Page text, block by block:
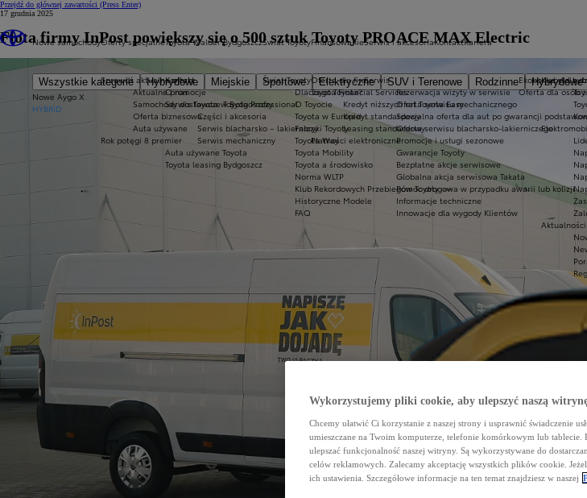
Przejdź do głównej zawartości (Press Enter)
Nowe samochody
Wszystkie kategorie Hybrydowe Miejskie Sportowe Elektryczne SUV i Terenowe Rodzinne Hybrydowe
Nowe Aygo X
HYBRID
Oferty specjalne
Sprawdź aktualne oferty
Aktualne promocje
Samochody dostawcze Toyota Professional
Oferta biznesowa
Auta używane
Rok potęgi 8 premier
Ekobonus dla
Oferta dla osób
Toyota Walder Bydgoszcz
Kontakt
O nas
Serwis Toyota w Bydgoszczy
Części i akcesoria
Serwis blacharsko – lakierniczy
Serwis mechaniczny
Auta używane Toyota
Toyota leasing Bydgoszcz
Świat Toyoty
Świat Toyoty
Dlaczego Toyota?
O Toyocie
Toyota w Europie
Fabryki Toyoty
Toyota Way
Toyota Mobility
Toyota a środowisko
Norma WLTP
Klub Rekordowych Przebiegów Toyoty
Historyczne Modele
FAQ
Kluby dla
Aktualności
Finansowanie
Oferta dla firm
Toyota Financial Services
Kredyt niższych rat Toyota Easy
Kredyt standardowy
Leasing standardowy
Płatności elektroniczne
Serwis i akcesoria
Serwis
Rezerwacja wizyty w serwisie
Oferta serwisu mechanicznego
Specjalna oferta dla aut po gwarancji
Oferta serwisu blacharsko-lakierniczego
Promocje i usługi sezonowe
Gwarancje Toyoty
Bezpłatne akcje serwisowe
Globalna akcja serwisowa Takata
Pomoc drogowa w przypadku awarii lub kolizji
Informacje techniczne
Innowacje dla wygody Klientów
KontaktKariera
17 grudnia 2025
Flota firmy InPost powiększy się o 500 sztuk Toyoty PROACE MAX Electric
Wykorzystujemy pliki cookie, aby ulepszyć naszą
Chcemy ułatwić Ci korzystanie z naszej strony i usprawnić świadczenie
umieszczane na Twoim komputerze, telefonie komórkowym lub tablecie.
ulepszać funkcjonalność naszej witryny. Są wykorzystywane do
celów reklamowych. Zalecamy akceptację wszystkich plików cookie.
ich ustawienia. Szczegółowe informacje na ten temat znajdziesz w naszej